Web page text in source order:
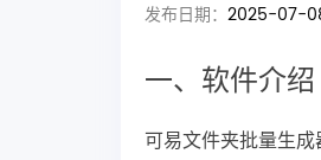
发布日期： 2025-07-
一、软件介绍
可易文件夹批量生